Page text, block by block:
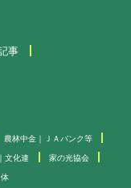
事
農林中金｜ＪＡバンク等
文化連 家の光協会